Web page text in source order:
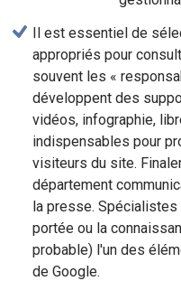
Il est essentiel de
appropriés pour
souvent les «
développent des
vidéos, infographie,
indispensables pour
visiteurs du site.
département
la presse. Spécialistes
portée ou la
probable) l'un des
de Google.